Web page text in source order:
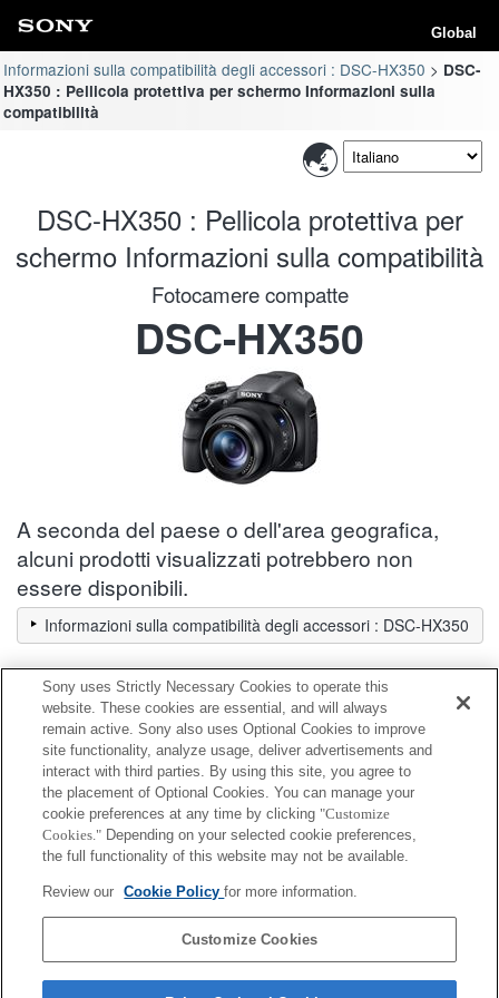
Global
Informazioni sulla compatibilità degli accessori : DSC-HX350
DSC-
HX350 : Pellicola protettiva per schermo Informazioni sulla
compatibilità
DSC-HX350 : Pellicola protettiva per
schermo Informazioni sulla compatibilità
Fotocamere compatte
DSC-HX350
A seconda del paese o dell'area geografica,
alcuni prodotti visualizzati potrebbero non
essere disponibili.
Informazioni sulla compatibilità degli accessori : DSC-HX350
Pellicola protettiva per schermo
Completamente compatibile
Compatibile, ma con restrizioni
PCK-L30B
PCK-LS30
Sony uses Strictly Necessary Cookies to operate this
website. These cookies are essential, and will always
remain active. Sony also uses Optional Cookies to improve
site functionality, analyze usage, deliver advertisements and
interact with third parties. By using this site, you agree to
the placement of Optional Cookies. You can manage your
cookie preferences at any time by clicking "Customize
Cookies." Depending on your selected cookie preferences,
the full functionality of this website may not be available.
Review our Cookie Policyfor more information.
Customize Cookies